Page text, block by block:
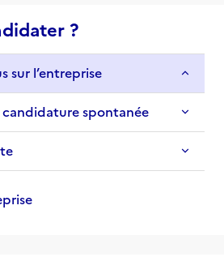
?
sur l’entreprise
candidature spontanée